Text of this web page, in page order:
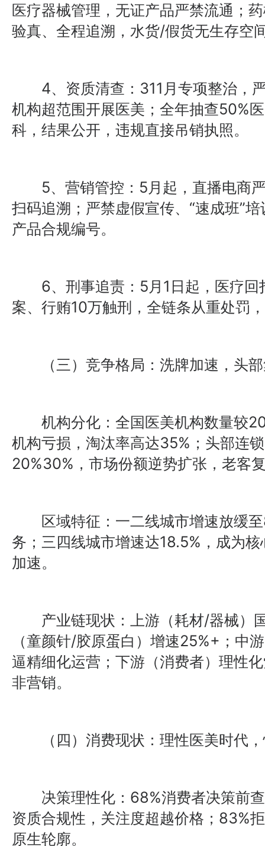
医疗器械管理，无证产品严禁流通；
验真、全程追溯，水货/假货无生存空
4、资质清查：311月专项整治，
机构超范围开展医美；全年抽查50%
科，结果公开，违规直接吊销执照。
5、营销管控：5月起，直播电商严
扫码追溯；严禁虚假宣传、“速成班”
产品合规编号。
6、刑事追责：5月1日起，医疗回
案、行贿10万触刑，全链条从重处罚
（三）竞争格局：洗牌加速，头部
机构分化：全国医美机构数量较
机构亏损，淘汰率高达35%；头部连
20%30%，市场份额逆势扩张，老客
区域特征：一二线城市增速放缓至
务；三四线城市增速达18.5%，成为
加速。
产业链现状：上游（耗材/器械）
（童颜针/胶原蛋白）增速25%+；中
逼精细化运营；下游（消费者）理性
非营销。
（四）消费现状：理性医美时代，
决策理性化：68%消费者决策前查
资质合规性，关注度超越价格；83%
原生轮廓。